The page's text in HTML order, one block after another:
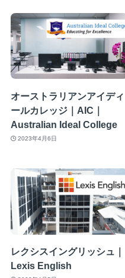
オーストラリアンアイディ
ールカレッジ｜AIC｜
Australian Ideal College
2023年4月6日
レクシスイングリッシュ｜
Lexis English